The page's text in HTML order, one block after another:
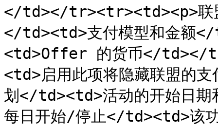
</td></tr><tr><td><p>联
</td><td>支付模型和金
<td>Offer 的货币</td></
<td>启用此项将隐藏联盟
划</td><td>活动的开始日
每日开始/停止</td><td>该功